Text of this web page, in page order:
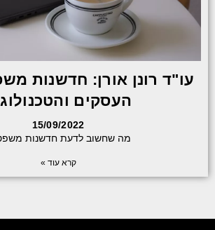
עו"ד רונן אורן: חדשנות
העסקים
15/09/2022
מה שחשוב לדעת חדשנות
קרא עוד »